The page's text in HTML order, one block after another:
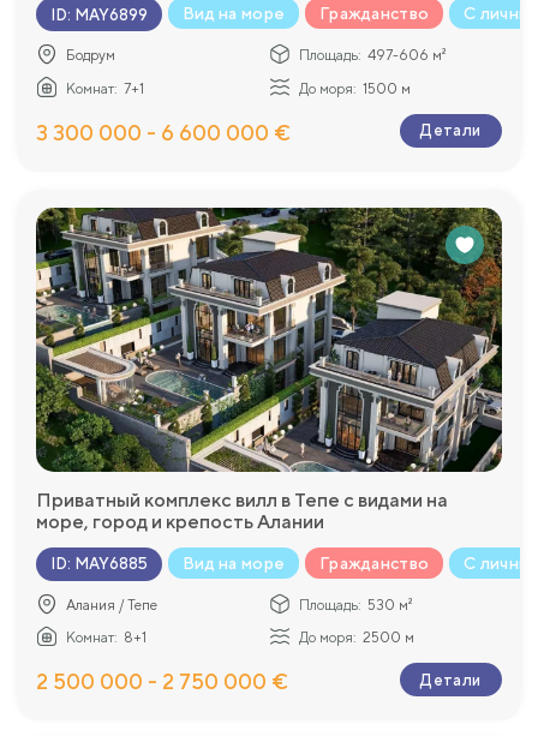
ID: MAY6899 Вид на море Гражданство С
Бодрум Площадь: 497-606 м²
Комнат: 7+1 До моря: 1500 м
3 300 000 - 6 600 000 € Детали
Приватный комплекс вилл в Тепе с видами на
море, город и крепость Алании
ID: MAY6885 Вид на море Гражданство С
Алания / Тепе Площадь: 530 м²
Комнат: 8+1 До моря: 2500 м
2 500 000 - 2 750 000 € Детали